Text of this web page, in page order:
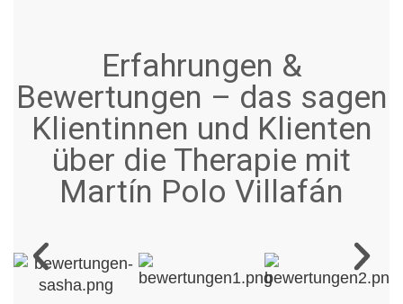
Erfahrungen &
Bewertungen – das sagen
Klientinnen und Klienten
über die Therapie mit
Martín Polo Villafán